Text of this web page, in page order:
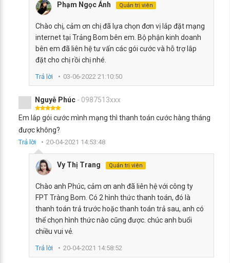
Phạm Ngọc Ánh Quản trị viên
Chào chị, cảm ơn chị đã lựa chọn đơn vị lắp đặt mạng
internet tại Trảng Bom bên em. Bộ phận kinh doanh
bên em đã liên hệ tư vấn các gói cước và hỗ trợ lắp
đặt cho chị rồi chị nhé.
Trả lời 03-06-2022 21:10:50
Nguyễ Phúc - 0987513xxx
Em lắp gói cước mình mạng thì thanh toán cước hàng tháng
được không?
Trả lời 20-04-2021 14:53:48
Vy Thị Trang Quản trị viên
Chào anh Phúc, cảm ơn anh đã liên hệ với công ty
FPT Tràng Bom. Có 2 hình thức thanh toán, đó là
thanh toán trả trước hoặc thanh toán trả sau, anh có
thể chọn hình thức nào cũng được. chúc anh buổi
chiều vui vẻ.
Trả lời 20-04-2021 14:58:52